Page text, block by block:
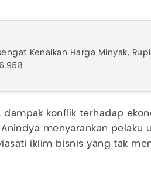
Kenaikan Harga Minyak,
dampak konflik terhadap
menyarankan pelaku
iklim bisnis yang tak